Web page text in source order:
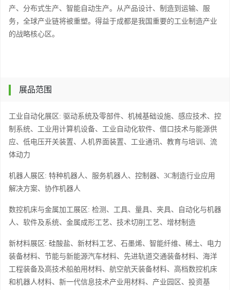
产、分布式生产、智能自动生产。从产品设计、制造到运输、服
务，全球产业链将被重塑。得益于成都是我国重要的工业制造产业
的战略核心区。
展品范围
工业自动化展区 : 驱动系统及零部件、机械基础设施、感应技术、控
制系统、工业用计算机设备、工业自动化软件、借口技术与能源供
应、低电压开关装置、人机界面装置、工业通讯、教育与培训、流
体动力
机器人展区 : 特种机器人、服务机器人、控制器、3C制造行业应用
解决方案、协作机器人
数控机床与金属加工展区 : 检测、工具、量具、夹具、自动化与机器
人、软件及系统、金属成形工艺、技术切削工艺、增材制造
新材料展区 : 硅酸盐、新材料工艺、石墨烯、智能纤维、稀土、电力
装备材料、节能与新能源汽车材料、先进轨道交通装备材料、海洋
工程装备及高技术船舶用材料、航空航天装备材料、高档数控机床
和机器人材料、新一代信息技术产业用材料、产业园区、投资基